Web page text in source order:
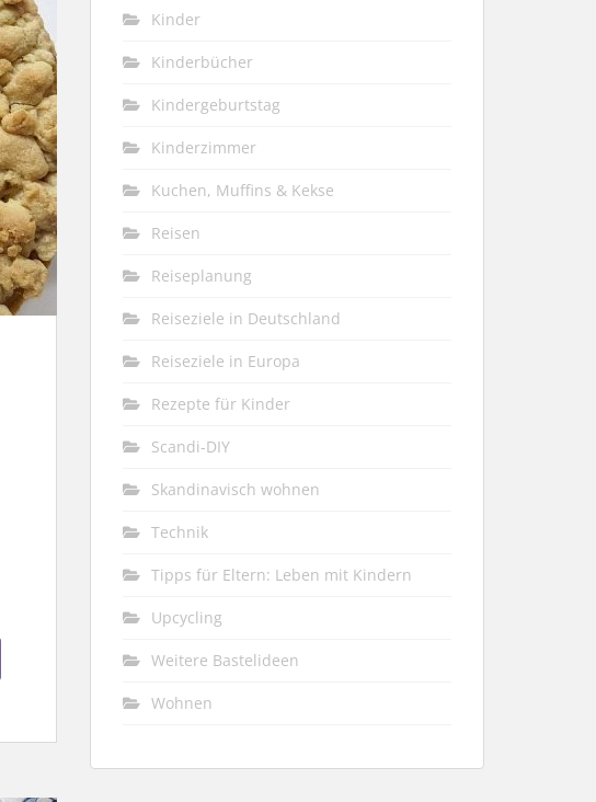
Kinder
Kinderbücher
Kindergeburtstag
Kinderzimmer
Kuchen, Muffins & Kekse
Reisen
Reiseplanung
Reiseziele in Deutschland
Reiseziele in Europa
Rezepte für Kinder
Scandi-DIY
Skandinavisch wohnen
Technik
Tipps für Eltern: Leben mit Kindern
Upcycling
Weitere Bastelideen
Wohnen